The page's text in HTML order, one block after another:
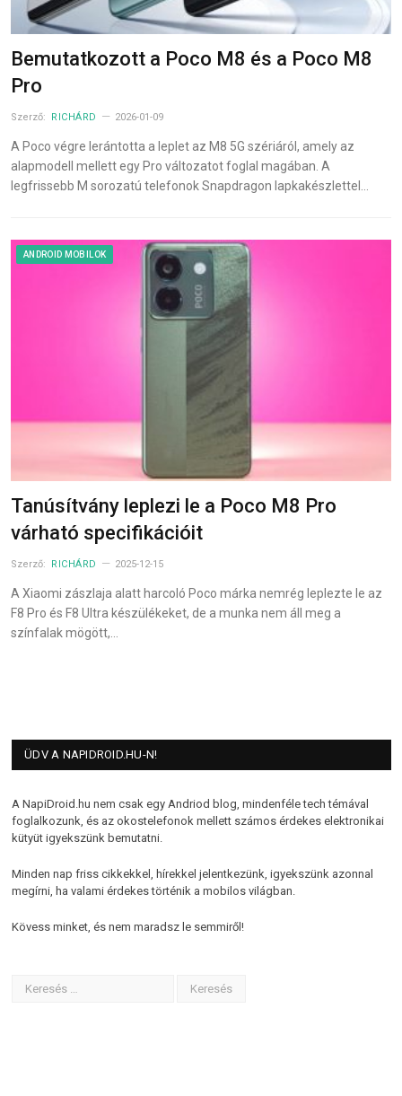
Bemutatkozott a Poco M8 és a Poco M8
Pro
Szerző: RICHÁRD 2026-01-09
A Poco végre lerántotta a leplet az M8 5G szériáról, amely az
alapmodell mellett egy Pro változatot foglal magában. A
legfrissebb M sorozatú telefonok Snapdragon lapkakészlettel…
ANDROID MOBILOK
Tanúsítvány leplezi le a Poco M8 Pro
várható specifikációit
Szerző: RICHÁRD 2025-12-15
A Xiaomi zászlaja alatt harcoló Poco márka nemrég leplezte le az
F8 Pro és F8 Ultra készülékeket, de a munka nem áll meg a
színfalak mögött,…
ÜDV A NAPIDROID.HU-N!
A NapiDroid.hu nem csak egy Andriod blog, mindenféle tech témával
foglalkozunk, és az okostelefonok mellett számos érdekes elektronikai
kütyüt igyekszünk bemutatni.
Minden nap friss cikkekkel, hírekkel jelentkezünk, igyekszünk azonnal
megírni, ha valami érdekes történik a mobilos világban.
Kövess minket, és nem maradsz le semmiről!